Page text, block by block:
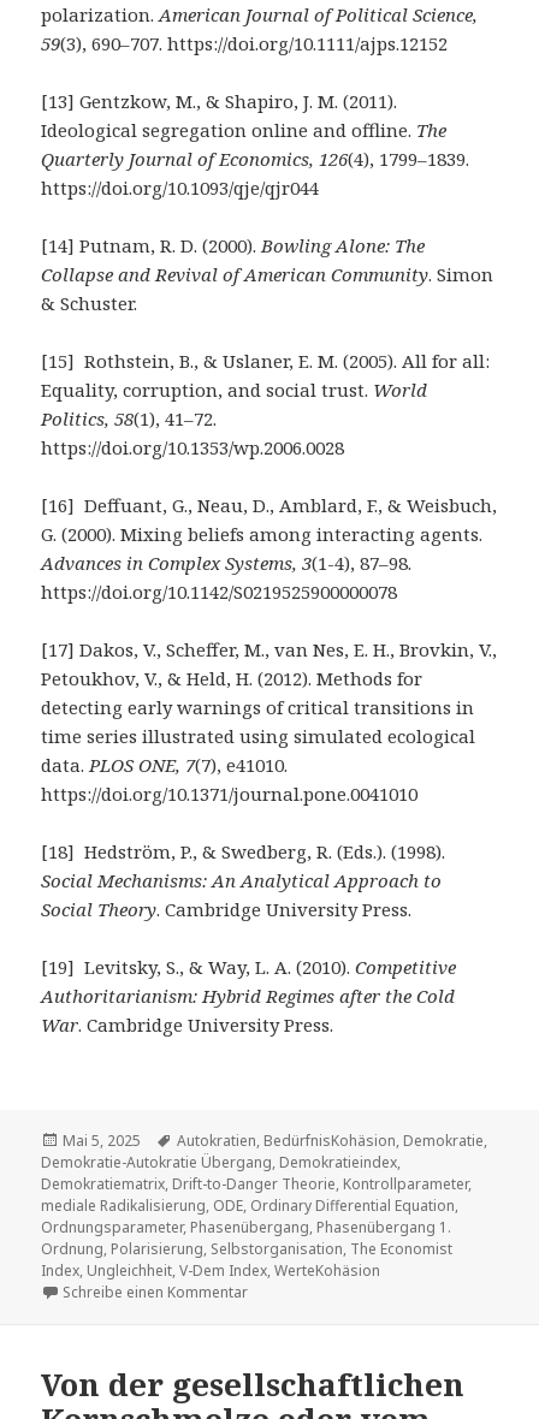
polarization.American Journal of Political Science,
59(3), 690–707. https://doi.org/10.1111/ajps.12152
[13] Gentzkow, M., & Shapiro, J. M. (2011).
Ideological segregation online and offline. The
Quarterly Journal of Economics, 126(4), 1799–1839.
https://doi.org/10.1093/qje/qjr044
[14] Putnam, R. D. (2000).Bowling Alone: The
Collapse and Revival of American Community. Simon
& Schuster.
[15] Rothstein, B., & Uslaner, E. M. (2005). All for all:
Equality, corruption, and social trust. World
Politics, 58(1), 41–72.
https://doi.org/10.1353/wp.2006.0028
[16] Deffuant, G., Neau, D., Amblard, F., & Weisbuch,
G. (2000). Mixing beliefs among interacting agents.
Advances in Complex Systems, 3(1-4), 87–98.
https://doi.org/10.1142/S0219525900000078
[17] Dakos, V., Scheffer, M., van Nes, E. H., Brovkin, V.,
Petoukhov, V., & Held, H. (2012). Methods for
detecting early warnings of critical transitions in
time series illustrated using simulated ecological
data.PLOS ONE, 7(7), e41010.
https://doi.org/10.1371/journal.pone.0041010
[18] Hedström, P., & Swedberg, R. (Eds.). (1998).
Social Mechanisms: An Analytical Approach to
Social Theory. Cambridge University Press.
[19] Levitsky, S., & Way, L. A. (2010).Competitive
Authoritarianism: Hybrid Regimes after the Cold
War. Cambridge University Press.
Veröffentlicht
am
Mai 5, 2025 Tags
Autokratien, BedürfnisKohäsion, Demokratie,
Demokratie-Autokratie Übergang, Demokratieindex,
Demokratiematrix, Drift-to-Danger Theorie, Kontrollparameter,
mediale Radikalisierung, ODE, Ordinary Differential Equation,
Ordnungsparameter, Phasenübergang, Phasenübergang 1.
Ordnung, Polarisierung, Selbstorganisation, The Economist
Index, Ungleichheit,V-Dem Index,WerteKohäsion
Schreibe einen Kommentarzu Von der gesellschaftlichen
Von der gesellschaftlichen